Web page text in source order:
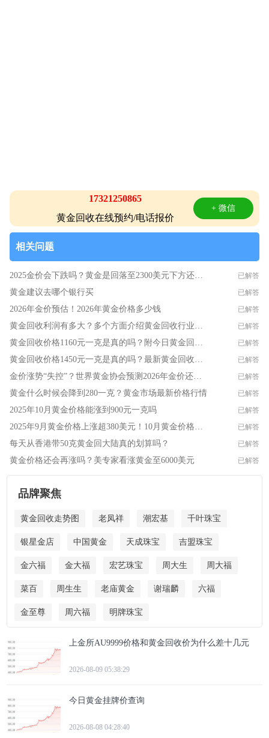
17321250865
黄金回收在线预约/电话报价
+ 微信
相关问题
2025金价会下跌吗？黄金是回落至2300美元下方还是冲向3000美元？ 已解答
黄金建议去哪个银行买 已解答
2026年金价预估！2026年黄金价格多少钱 已解答
黄金回收利润有多大？多个方面介绍黄金回收行业如何赚钱的？ 已解答
黄金回收价格1160元一克是真的吗？附今日黄金回收行情 已解答
黄金回收价格1450元一克是真的吗？最新黄金回收行情！教你识破虚高套路 已解答
金价涨势“失控”？​世界黄金协会预测2026年金价还要上涨30%？ 已解答
黄金什么时候会降到280一克？黄金市场最新价格行情 已解答
2025年10月黄金价格能涨到900元一克吗 已解答
2025年9月黄金价格上涨超380美元！10月黄金价格还会上涨吗？ 已解答
每天从香港带50克黄金回大陆真的划算吗？ 已解答
黄金价格还会再涨吗？美专家看涨黄金至6000美元 已解答
品牌聚焦
黄金回收走势图 老凤祥 潮宏基 千叶珠宝
银星金店 中国黄金 天成珠宝 吉盟珠宝
金六福 金大福 宏艺珠宝 周大生 周大福
菜百 周生生 老庙黄金 谢瑞麟 六福
金至尊 周六福 明牌珠宝
上金所AU9999价格和黄金回收价为什么差十几元
2026-08-09 05:38:29
今日黄金挂牌价查询
2026-08-08 04:28:40